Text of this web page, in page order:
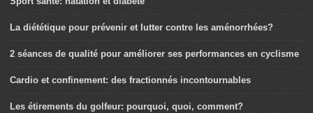
La diététique pour prévenir et lutter contre les aménorrhées?
2 séances de qualité pour améliorer ses performances en cyclisme
Cardio et confinement: des fractionnés incontournables
Les étirements du golfeur: pourquoi, quoi, comment?